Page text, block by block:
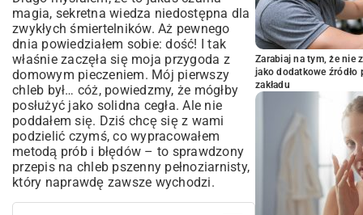
magia, sekretna wiedza niedostępna dla
zwykłych śmiertelników. Aż pewnego
dnia powiedziałem sobie: dość! I tak
właśnie zaczęła się moja przygoda z
domowym pieczeniem. Mój pierwszy
chleb był… cóż, powiedzmy, że mógłby
posłużyć jako solidna cegła. Ale nie
poddałem się. Dziś chcę się z wami
podzielić czymś, co wypracowałem
metodą prób i błędów – to sprawdzony
przepis na chleb pszenny pełnoziarnisty,
który naprawdę zawsze wychodzi.
Zarabiaj na tym, że nie
jako dodatkowe
zakładu